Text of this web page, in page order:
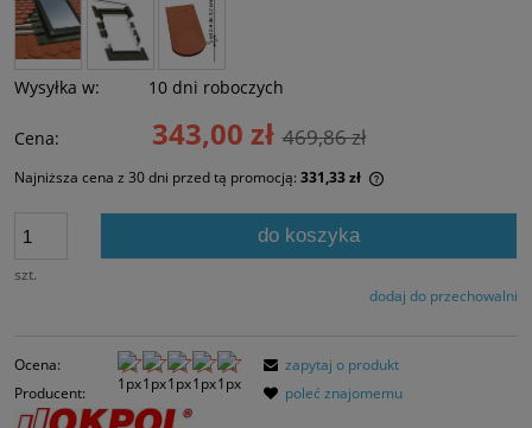
Wysyłka w: 10 dni roboczych
Cena: 343,00 zł 469,86 zł
Najniższa cena z 30 dni przed tą promocją: 331,33 zł
szt.
do koszyka
dodaj do przechowalni
Ocena:
Producent:
zapytaj o produkt
poleć znajomemu